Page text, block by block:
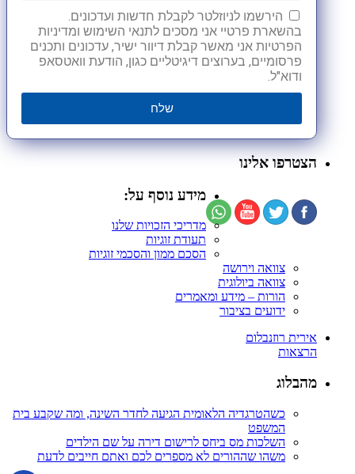
הירשמו לניוזלטר לקבלת חדשות ועדכונים.
בהשארת פרטיי אני מסכים לתנאי השימוש ומדיניות
הפרטיות אני מאשר קבלת דיוור ישיר, עדכונים ותכנים
פרסומיים, בערוצים דיגיטליים כגון, הודעת וואטסאפ
ודוא"ל.
שלח
הצטרפו אלינו
מידע נוסף על:
מדריכי הזכויות שלנו
תעודת זוגיות
הסכם ממון והסכמי זוגיות
צוואה וירושה
צוואה ביולוגית
הורות – מידע ומאמרים
ידועים בציבור
אירית רוזנבלום
הרצאות
מהבלוג
כשהטרגדיה הלאומית הגיעה לחדר השינה, ומה שקבע בית
המשפט
השלכות מס ביחס לרישום דירה על שם הילדים
משהו שההורים לא מספרים לכם ואתם חייבים לדעת